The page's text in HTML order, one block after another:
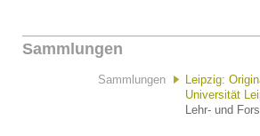
Sammlungen
Sammlungen
Leipzig:
Universität
Lehr- und